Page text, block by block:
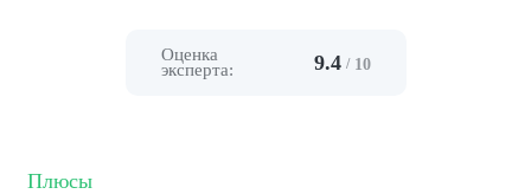
Оценка
эксперта:
9.4 / 10
Плюсы